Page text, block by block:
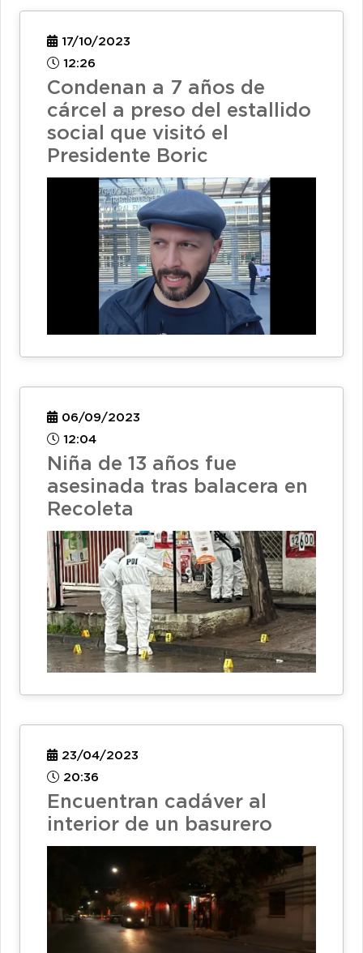
17/10/2023
12:26
Condenan a 7 años de
cárcel a preso del estallido
social que visitó el
Presidente Boric
06/09/2023
12:04
Niña de 13 años fue
asesinada tras balacera en
Recoleta
23/04/2023
20:36
Encuentran cadáver al
interior de un basurero